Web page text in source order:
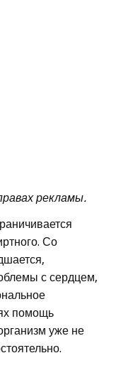
рекламы.
Со
с сердцем,
помощь
уже не